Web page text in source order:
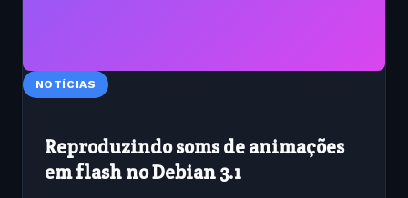
NOTÍCIAS
Reproduzindo soms de animações
em flash no Debian 3.1